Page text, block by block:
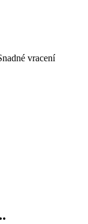
vracení